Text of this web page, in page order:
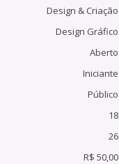
Design & Criação
Design Gráfico
Aberto
Iniciante
Público
18
26
R$ 50,00